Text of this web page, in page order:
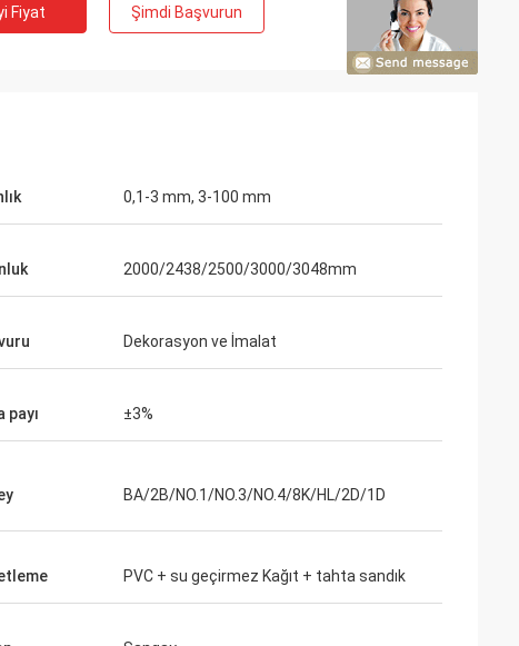
ikinci siparişimiz.
Fiyat Şimdi Başvurun
0,1-3 mm, 3-100 mm
2000/2438/2500/3000/3048mm
Dekorasyon ve İmalat
payı ±3%
BA/2B/NO.1/NO.3/NO.4/8K/HL/2D/1D
PVC + su geçirmez Kağıt + tahta sandık